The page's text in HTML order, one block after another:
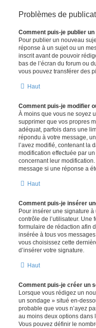
Problèmes de
Comment puis-je publier
Pour publier un nouveau
réponse à un sujet ou un
inscrit avant de pouvoir
bas de l’écran du forum ou
vous pouvez transférer des
Haut
Comment puis-je modifier
À moins que vous ne soyez
supprimer que vos propres
adéquat, parfois dans une
répondu à votre message,
l’avez modifié, contenant la
modification effectuée par
concernant leur
message si une réponse a
Haut
Comment puis-je insérer
Pour insérer une signature
contrôle de l’utilisateur.
formulaire de rédaction afin
insérée à tous vos
vous choisissez cette
d’insérer votre signature.
Haut
Comment puis-je créer un
Lorsque vous rédigez un
un sondage » situé en-
probable que vous n’ayez
au moins deux options dans
Vous pouvez définir le